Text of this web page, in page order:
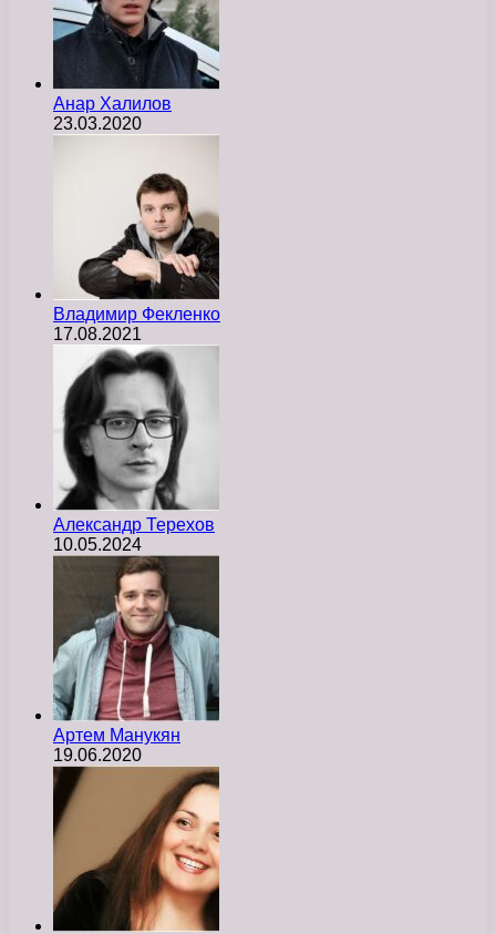
Анар Халилов
23.03.2020
Владимир Фекленко
17.08.2021
Александр Терехов
10.05.2024
Артем Манукян
19.06.2020